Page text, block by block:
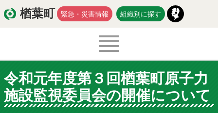
楢葉町 緊急・災害情報 組織別に探す
くらし・環境 出産・子育て
医療・健康・福祉 教育・文化・スポーツ
令和元年度第３回楢葉町原子力
施設監視委員会の開催について